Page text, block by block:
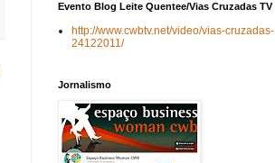
Evento Blog Leite Quentee/Vias Cruzadas TV
http://www.cwbtv.net/video/vias-cruzadas-
24122011/
Jornalismo